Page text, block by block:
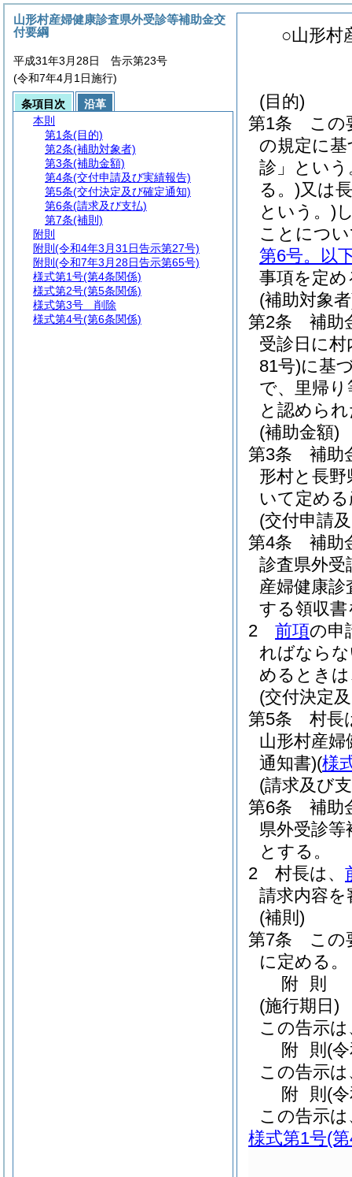
○山形村
(目的)
第1条
この
の規定に
診」という
る。)又は
という。)
ことにつ
第6号。以
事項を定
(補助対象
第2条
補助
受診日に
81号)に基
で、里帰
と認めら
(補助金額)
第3条
補助
形村と長
いて定め
(交付申請
第4条
補助
診査県外受
産婦健康
する領収
2
前項の申
ればなら
めるとき
(交付決定
第5条
村長
山形村産婦
通知書)(様
(請求及び
第6条
補助
県外受診等
とする。
2
村長は、
請求内容
(補則)
第7条
この
に定める。
附 則
(施行期日)
この告示
附 則 (
この告示
附 則 (
この告示
様式第1号(
山形村産婦健康診査県外受診等補助金交
付要綱
平成31年3月28日 告示第23号
(令和7年4月1日施行)
条項目次
沿革
本則
第1条(目的)
第2条(補助対象者)
第3条(補助金額)
第4条(交付申請及び実績報告)
第5条(交付決定及び確定通知)
第6条(請求及び支払)
第7条(補則)
附則
附則 (令和4年3月31日告示第27号)
附則 (令和7年3月28日告示第65号)
様式第1号(第4条関係)
様式第2号(第5条関係)
様式第3号 削除
様式第4号(第6条関係)